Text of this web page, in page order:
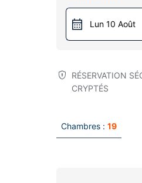
Lun 10 Août
RÉSERVATION
CRYPTÉS
Chambres : 19